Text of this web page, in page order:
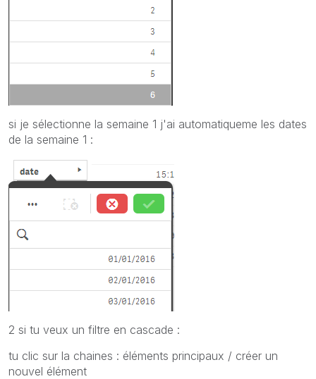
si je sélectionne la semaine 1 j'ai automatiqueme les dates
de la semaine 1 :
2 si tu veux un filtre en cascade :
tu clic sur la chaines : éléments principaux / créer un
nouvel élément